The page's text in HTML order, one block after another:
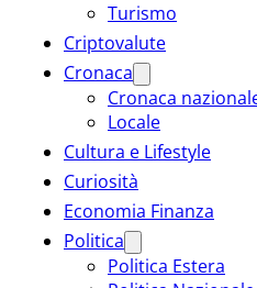
Turismo
Criptovalute
Cronaca
Cronaca
Locale
Cultura e Lifestyle
Curiosità
Economia Finanza
Politica
Politica Estera